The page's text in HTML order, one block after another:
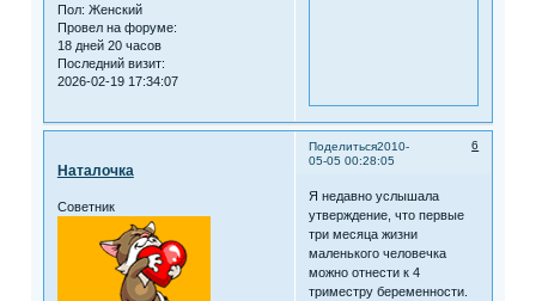
Пол: Женский
Провел на форуме:
18 дней 20 часов
Последний визит:
2026-02-19 17:34:07
Поделиться 6
2010-
05-05 00:28:05
Наталочка
Советник
Я недавно услышала
утверждение, что первые
три месяца жизни
маленького человечка
можно отнести к 4
триместру беременности.